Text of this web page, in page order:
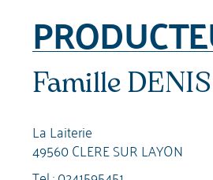
Famille DENIS
La Laiterie
49560 CLERE SUR LAYON